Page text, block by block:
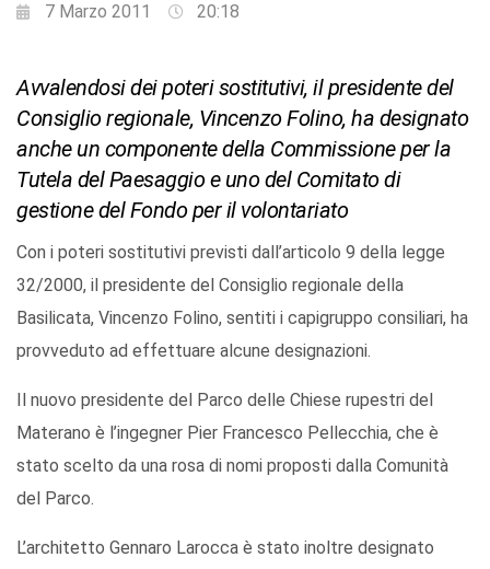
7 Marzo 2011 20:18
Avvalendosi dei poteri sostitutivi, il presidente del
Consiglio regionale, Vincenzo Folino, ha designato
anche un componente della Commissione per la
Tutela del Paesaggio e uno del Comitato di
gestione del Fondo per il volontariato
Con i poteri sostitutivi previsti dall’articolo 9 della legge
32/2000, il presidente del Consiglio regionale della
Basilicata, Vincenzo Folino, sentiti i capigruppo consiliari, ha
provveduto ad effettuare alcune designazioni.
Il nuovo presidente del Parco delle Chiese rupestri del
Materano è l’ingegner Pier Francesco Pellecchia, che è
stato scelto da una rosa di nomi proposti dalla Comunità
del Parco.
L’architetto Gennaro Larocca è stato inoltre designato